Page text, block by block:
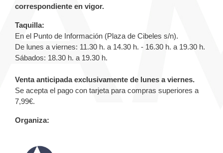
correspondiente en vigor.
Taquilla:
En el Punto de Información (Plaza de Cibeles s/n).
De lunes a viernes: 11.30 h. a 14.30 h. - 16.30 h. a 19.30 h.
Sábados: 18.30 h. a 19.30 h.
Venta anticipada exclusivamente de lunes a viernes.
Se acepta el pago con tarjeta para compras superiores a
7,99€.
Organiza: